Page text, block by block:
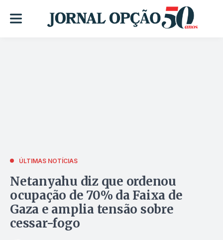
ÚLTIMAS NOTÍCIAS
Netanyahu diz que ordenou
ocupação de 70% da Faixa de
Gaza e amplia tensão sobre
cessar-fogo